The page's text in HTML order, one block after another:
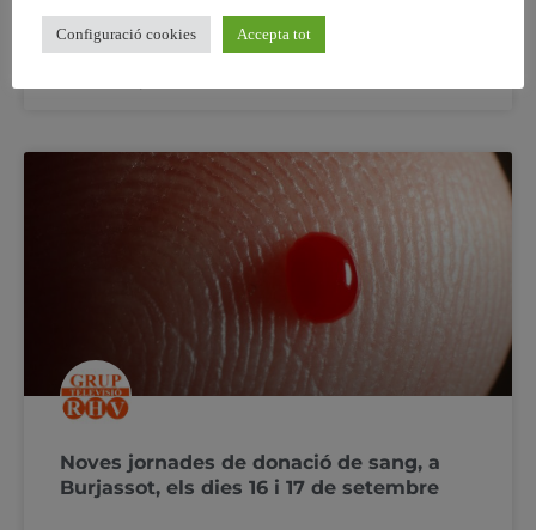
totalment gratuïta, va dirigida a joves d’entre 18 i 30
Noves jornades de donació de sang, a
Burjassot, els dies 16 i 17 de setembre
Configuració cookies Accepta tot